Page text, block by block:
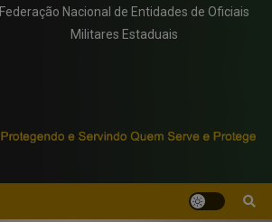
Federação Nacional de Entidades de Oficiais
Militares Estaduais